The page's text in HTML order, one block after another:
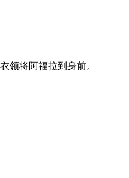
领将阿福拉到身前。